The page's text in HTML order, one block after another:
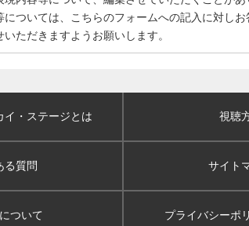
ついては、こちらのフォームへの記入に対し
ただきますようお願いします。
イ ・ステージとは 視聴
る質問 サイト
ついて プライバシーポ